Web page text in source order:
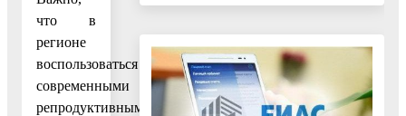
что в
регионе
воспользоваться
современными
репродуктивными